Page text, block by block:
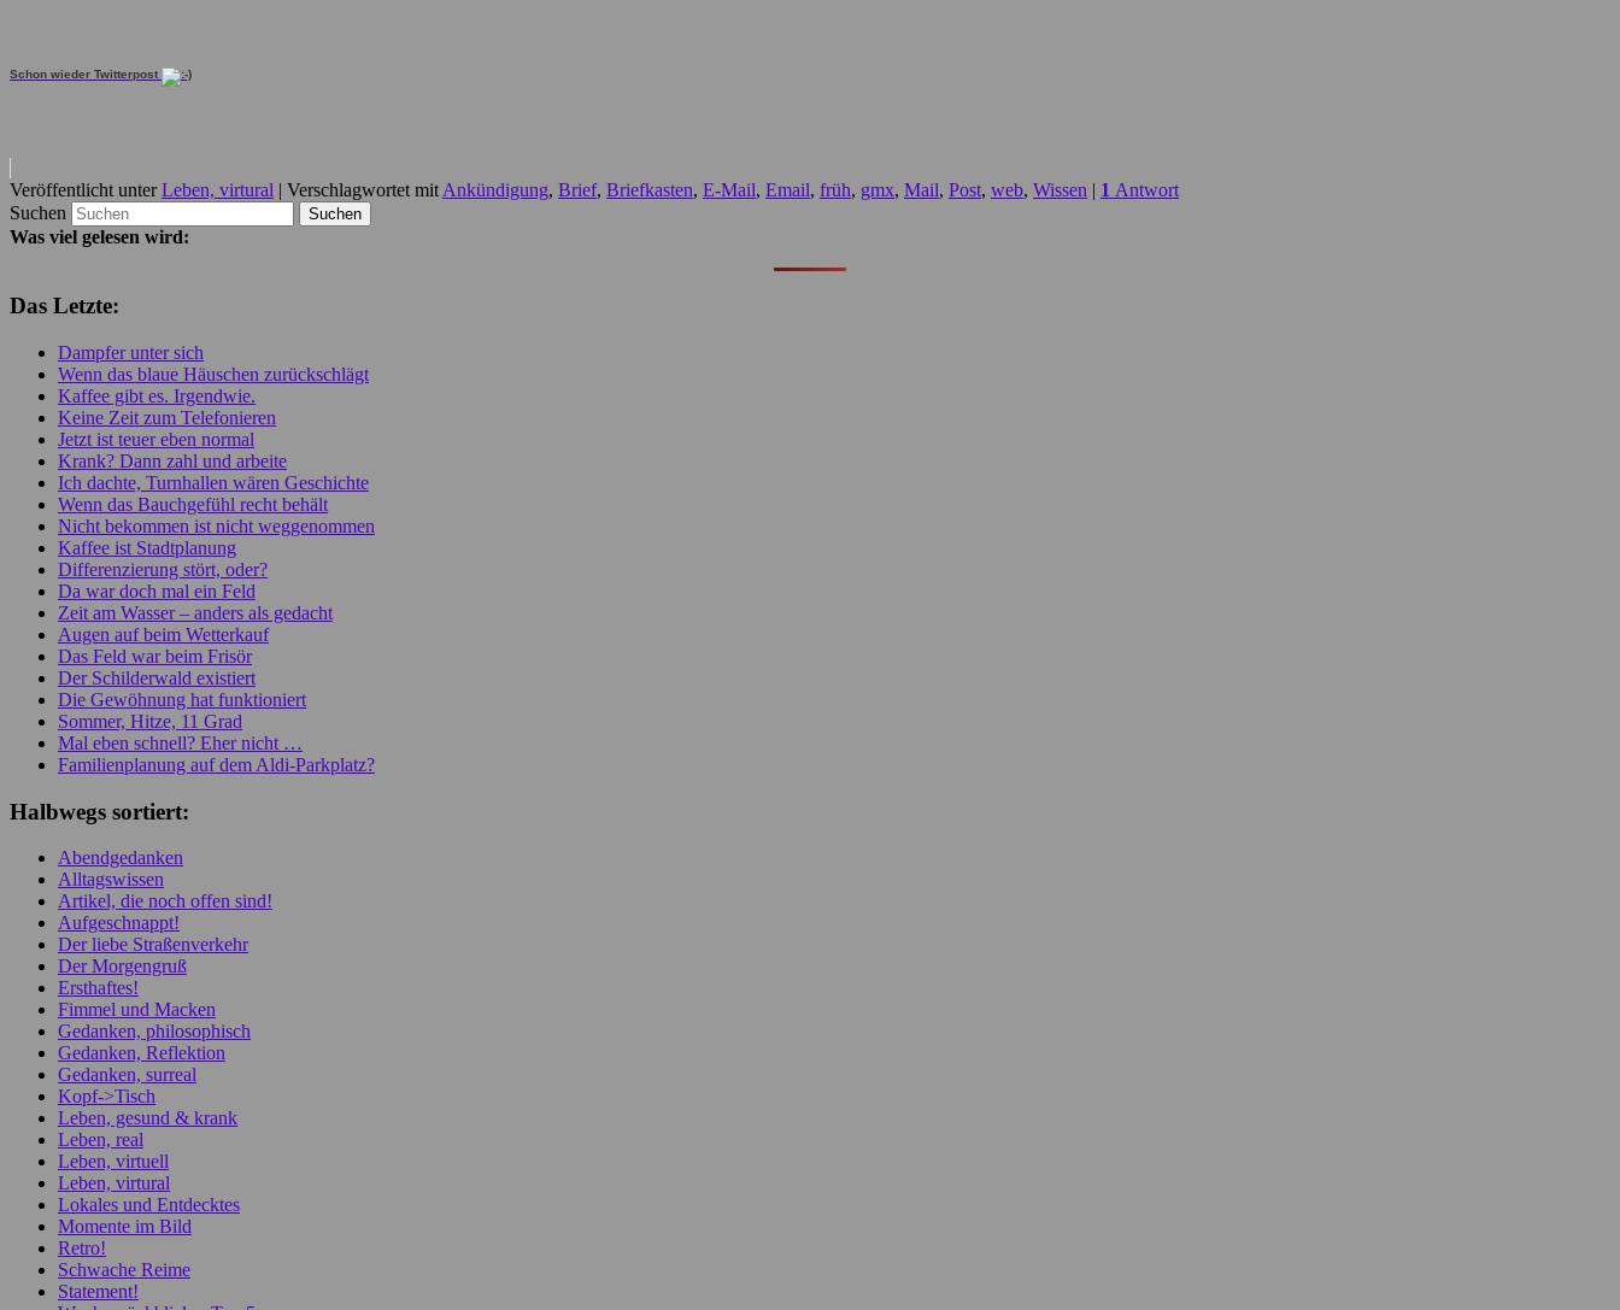
Schon wieder Twitterpost
Veröffentlicht unter Leben, virtural | Verschlagwortet mit Ankündigung, Brief, Briefkasten, E-Mail, Email, früh, gmx, Mail, Post, web, Wissen | 1 Antwort
Suchen
Was viel gelesen wird:
Das Letzte:
Dampfer unter sich
Wenn das blaue Häuschen zurückschlägt
Kaffee gibt es. Irgendwie.
Keine Zeit zum Telefonieren
Jetzt ist teuer eben normal
Krank? Dann zahl und arbeite
Ich dachte, Turnhallen wären Geschichte
Wenn das Bauchgefühl recht behält
Nicht bekommen ist nicht weggenommen
Kaffee ist Stadtplanung
Differenzierung stört, oder?
Da war doch mal ein Feld
Zeit am Wasser – anders als gedacht
Augen auf beim Wetterkauf
Das Feld war beim Frisör
Der Schilderwald existiert
Die Gewöhnung hat funktioniert
Sommer, Hitze, 11 Grad
Mal eben schnell? Eher nicht …
Familienplanung auf dem Aldi-Parkplatz?
Halbwegs sortiert:
Abendgedanken
Alltagswissen
Artikel, die noch offen sind!
Aufgeschnappt!
Der liebe Straßenverkehr
Der Morgengruß
Ersthaftes!
Fimmel und Macken
Gedanken, philosophisch
Gedanken, Reflektion
Gedanken, surreal
Kopf->Tisch
Leben, gesund & krank
Leben, real
Leben, virtuell
Leben, virtural
Lokales und Entdecktes
Momente im Bild
Retro!
Schwache Reime
Statement!